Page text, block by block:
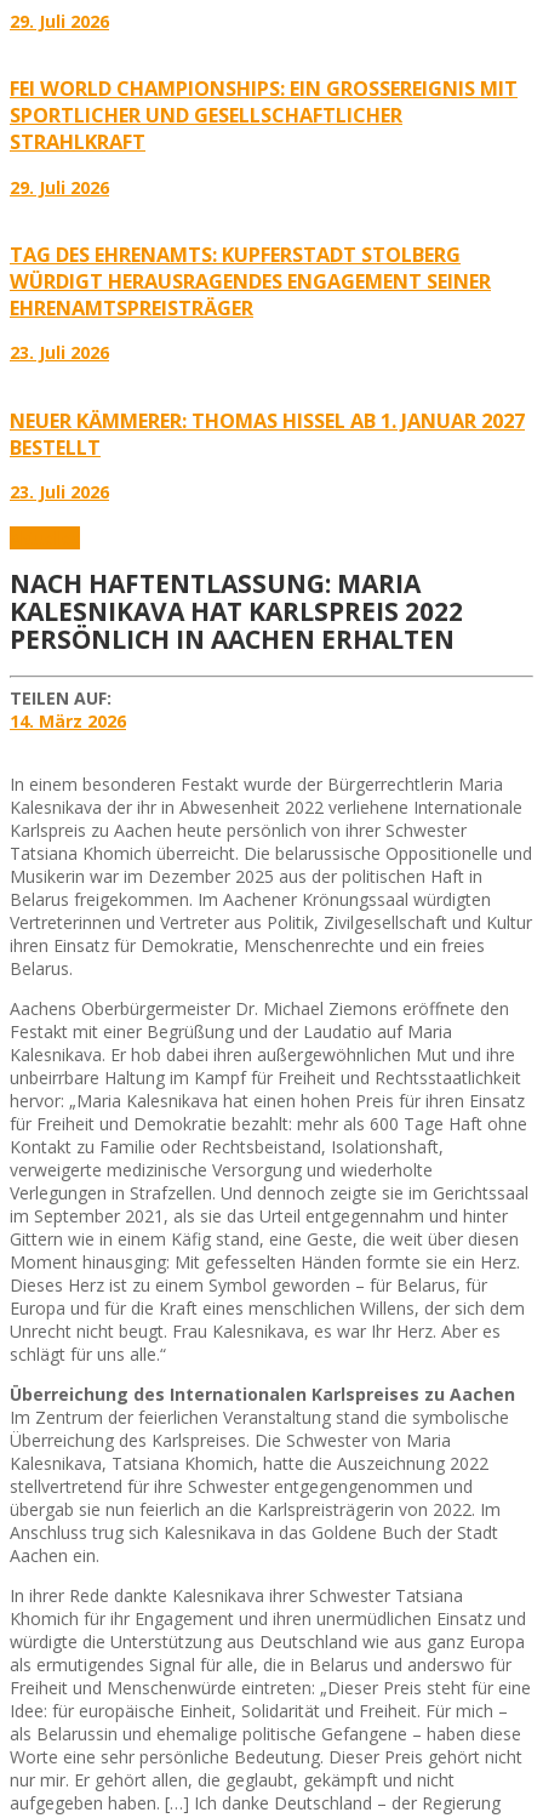
29. Juli 2026
FEI WORLD CHAMPIONSHIPS: EIN GROSSEREIGNIS MIT S
PORTLICHER UND GESELLSCHAFTLICHER S
TRAHLKRAFT
29. Juli 2026
TAG DES EHRENAMTS: KUPFERSTADT STOLBERG
WÜRDIGT HERAUSRAGENDES ENGAGEMENT SEINER
EHRENAMTSPREISTRÄGER
23. Juli 2026
NEUER KÄMMERER: THOMAS HISSEL AB 1. JANUAR 2027
BESTELLT
23. Juli 2026
NACH HAFTENTLASSUNG: MARIA
KALESNIKAVA HAT KARLSPREIS 2022
PERSÖNLICH IN AACHEN ERHALTEN
TEILEN AUF:
14. März 2026
In einem besonderen Festakt wurde der Bürgerrechtlerin Maria
Kalesnikava der ihr in Abwesenheit 2022 verliehene Internationale
Karlspreis zu Aachen heute persönlich von ihrer Schwester
Tatsiana Khomich überreicht. Die belarussische Oppositionelle und
Musikerin war im Dezember 2025 aus der politischen Haft in
Belarus freigekommen. Im Aachener Krönungssaal würdigten
Vertreterinnen und Vertreter aus Politik, Zivilgesellschaft und Kultur
ihren Einsatz für Demokratie, Menschenrechte und ein freies
Belarus.
Aachens Oberbürgermeister Dr. Michael Ziemons eröffnete den
Festakt mit einer Begrüßung und der Laudatio auf Maria
Kalesnikava. Er hob dabei ihren außergewöhnlichen Mut und ihre
unbeirrbare Haltung im Kampf für Freiheit und Rechtsstaatlichkeit
hervor: „Maria Kalesnikava hat einen hohen Preis für ihren Einsatz
für Freiheit und Demokratie bezahlt: mehr als 600 Tage Haft ohne
Kontakt zu Familie oder Rechtsbeistand, Isolationshaft,
verweigerte medizinische Versorgung und wiederholte
Verlegungen in Strafzellen. Und dennoch zeigte sie im Gerichtssaal
im September 2021, als sie das Urteil entgegennahm und hinter
Gittern wie in einem Käfig stand, eine Geste, die weit über diesen
Moment hinausging: Mit gefesselten Händen formte sie ein Herz.
Dieses Herz ist zu einem Symbol geworden – für Belarus, für
Europa und für die Kraft eines menschlichen Willens, der sich dem
Unrecht nicht beugt. Frau Kalesnikava, es war Ihr Herz. Aber es
schlägt für uns alle.“
Überreichung des Internationalen Karlspreises zu Aachen
Im Zentrum der feierlichen Veranstaltung stand die symbolische
Überreichung des Karlspreises. Die Schwester von Maria
Kalesnikava, Tatsiana Khomich, hatte die Auszeichnung 2022
stellvertretend für ihre Schwester entgegengenommen und
übergab sie nun feierlich an die Karlspreisträgerin von 2022. Im
Anschluss trug sich Kalesnikava in das Goldene Buch der Stadt
Aachen ein.
In ihrer Rede dankte Kalesnikava ihrer Schwester Tatsiana
Khomich für ihr Engagement und ihren unermüdlichen Einsatz und
würdigte die Unterstützung aus Deutschland wie aus ganz Europa
als ermutigendes Signal für alle, die in Belarus und anderswo für
Freiheit und Menschenwürde eintreten: „Dieser Preis steht für eine
Idee: für europäische Einheit, Solidarität und Freiheit. Für mich –
als Belarussin und ehemalige politische Gefangene – haben diese
Worte eine sehr persönliche Bedeutung. Dieser Preis gehört nicht
nur mir. Er gehört allen, die geglaubt, gekämpft und nicht
aufgegeben haben. […] Ich danke Deutschland – der Regierung